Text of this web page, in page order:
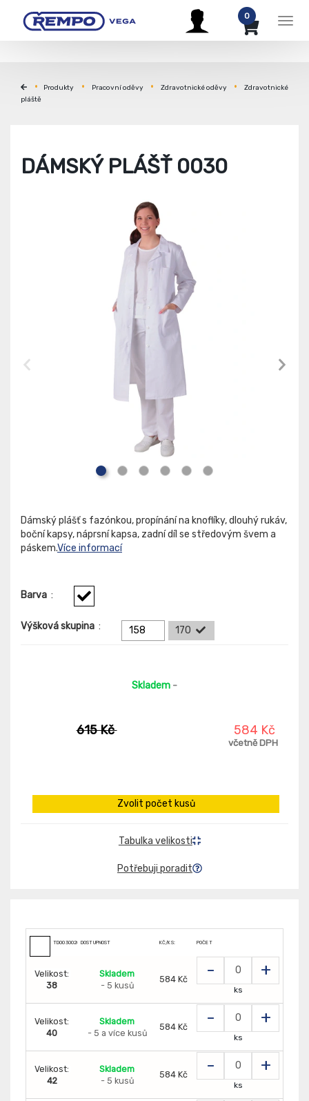
0
Produkty Pracovní oděvy Zdravotnické oděvy
Zdravotnické
pláště
DÁMSKÝ PLÁŠŤ 0030
Dámský plášť s fazónkou, propínání na knoflíky, dlouhý rukáv,
boční kapsy, náprsní kapsa, zadní díl se středovým švem a
páskem.Více informací
Barva :
Výšková skupina : 158 170
Skladem -
615 Kč 584 Kč
včetně DPH
Zvolit počet kusů
Tabulka velikosti
Potřebuji poradit
TD0030020000000DOSTUPNOST KČ/KS: POČET
Velikost:
38
Skladem
- 5 kusů
584 Kč - +
ks
Velikost:
40
Skladem
- 5 a více kusů
584 Kč - +
ks
Velikost:
42
Skladem
- 5 kusů
584 Kč - +
ks